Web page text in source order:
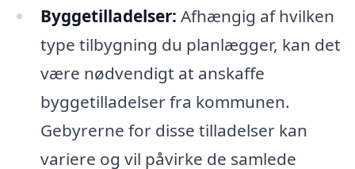
Byggetilladelser: Afhængig af hvilken
type tilbygning du planlægger, kan det
være nødvendigt at anskaffe
byggetilladelser fra kommunen.
Gebyrerne for disse tilladelser kan
variere og vil påvirke de samlede